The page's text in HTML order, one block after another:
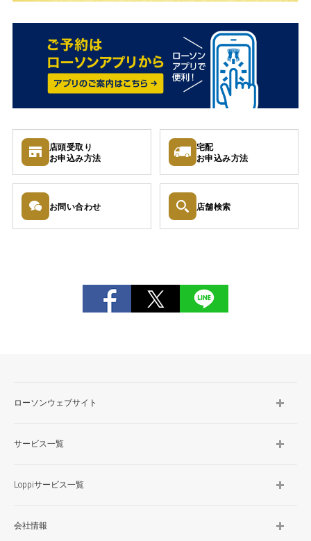
店頭受取り
お申込み方法
宅配
お申込み方法
お問い合わせ 店舗検索
ローソンウェブサイト
サービス一覧
Loppiサービス一覧
会社情報